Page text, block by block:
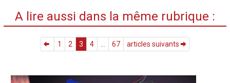
A lire aussi dans la même rubrique :
1 2 3 4 67 articles suivants